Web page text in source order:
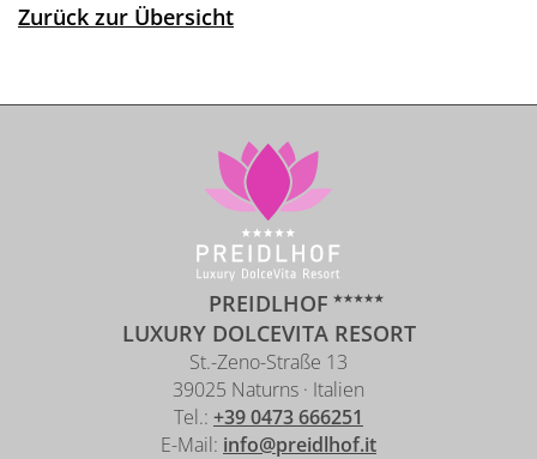
Zurück zur Übersicht
PREIDLHOF
LUXURY DOLCEVITA RESORT
St.-Zeno-Straße 13
39025 Naturns · Italien
Tel.: +39 0473 666251
E-Mail: info@preidlhof.it